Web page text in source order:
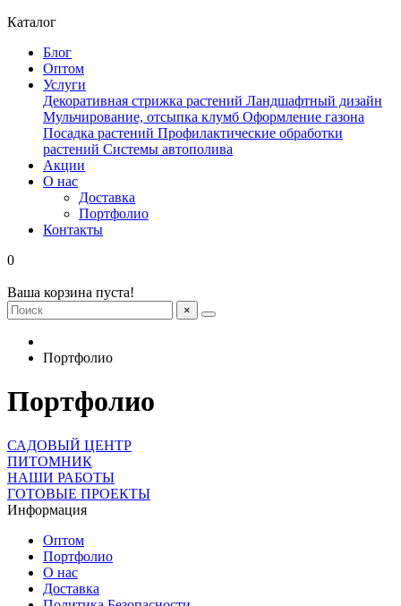
Каталог
Блог
Оптом
Услуги
Декоративная стрижка растений Ландшафтный дизайн
Мульчирование, отсыпка клумб Оформление газона
Посадка растений Профилактические обработки
растений Системы автополива
Акции
О нас
Доставка
Портфолио
Контакты
0
Ваша корзина пуста!
×
Портфолио
Портфолио
САДОВЫЙ ЦЕНТР
ПИТОМНИК
НАШИ РАБОТЫ
ГОТОВЫЕ ПРОЕКТЫ
Информация
Оптом
Портфолио
О нас
Доставка